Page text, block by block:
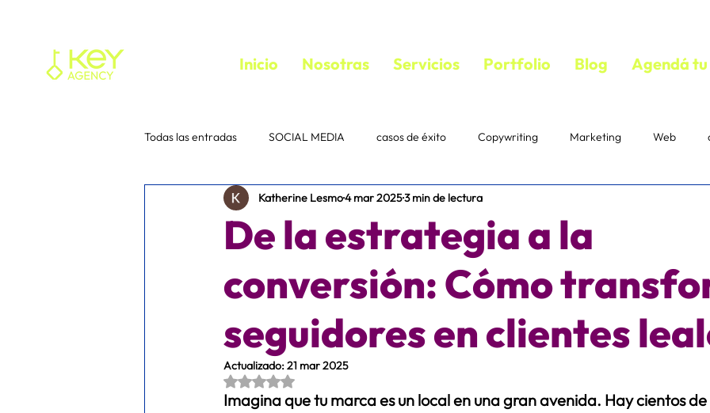
Inicio Nosotras Servicios Portfolio Blog Agendá
Todas las entradas SOCIAL MEDIA casos de éxito Copywriting Marketing Web
Tu comunidad Consejos para bloguear VIDEOS
media buyer trafficker facebook ads diseño ecommerce IA Pautaje
META ADS FITNESS
De la estrategia a la
conversión: Cómo
seguidores en clientes
Katherine Lesmo4 mar 20253 min de lectura
Actualizado:21 mar 2025
Obtuvo NaN de 5 estrellas.
Imagina que tu marca es un local en una gran avenida. Hay cientos